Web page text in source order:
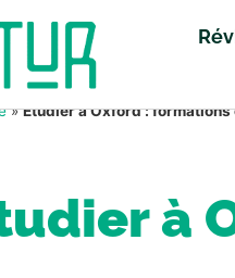
»Étudier à Oxford : formations
à